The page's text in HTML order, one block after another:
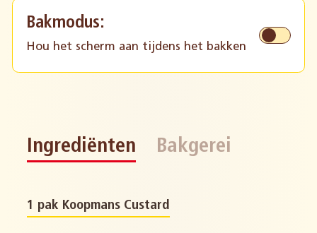
Bakmodus:
Hou het scherm aan tijdens het bakken
Ingrediënten Bakgerei
1 pak Koopmans Custard